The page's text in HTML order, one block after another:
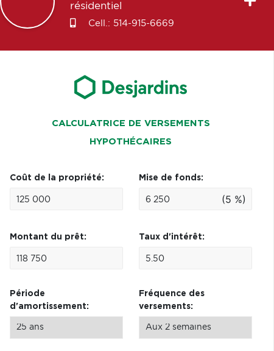
résidentiel
Cell.: 514-915-6669
CALCULATRICE DE VERSEMENTS
HYPOTHÉCAIRES
Coût de la propriété: Mise de fonds:
(5 %)
Montant du prêt: Taux d'intérêt:
Période
d'amortissement:
Fréquence des
versements: